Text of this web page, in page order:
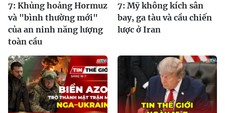
7: Khủng hoảng Hormuz
và "bình thường mới"
của an ninh năng lượng
toàn cầu
7: Mỹ không kích sân
bay, ga tàu và cầu chiến
lược ở Iran